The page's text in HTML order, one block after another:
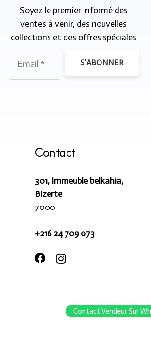
Soyez le premier informé des
ventes à venir, des nouvelles
collections et des offres spéciales
S’ABONNER
Contact
301, Immeuble belkahia,
Bizerte
7000
+216 24 709 073
Contact Vendeur Sur